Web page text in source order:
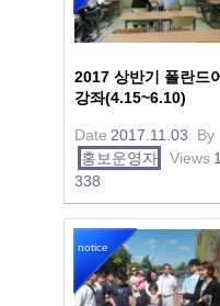
2017 상반기 폴란드
강좌(4.15~6.10)
Date 2017.11.03
By
홍보운영자
Views 1
338
notice